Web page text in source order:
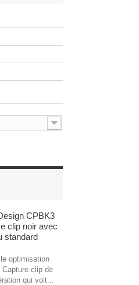
CPBK3
clip noir avec
standard
optimisation
Capture clip de
qui voit...